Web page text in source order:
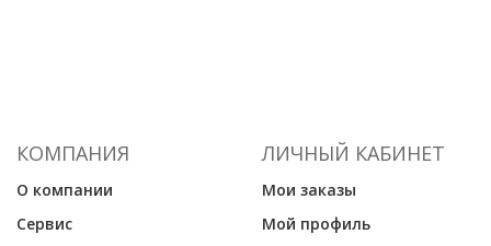
КОМПАНИЯ
О компании
Сервис
ЛИЧНЫЙ КАБИНЕТ
Мои заказы
Мой профиль